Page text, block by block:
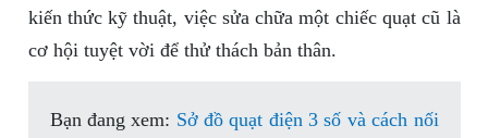
kiến thức kỹ thuật, việc sửa chữa một chiếc quạt cũ là
cơ hội tuyệt vời để thử thách bản thân.
Bạn đang xem: Sở đồ quạt điện 3 số và cách nối